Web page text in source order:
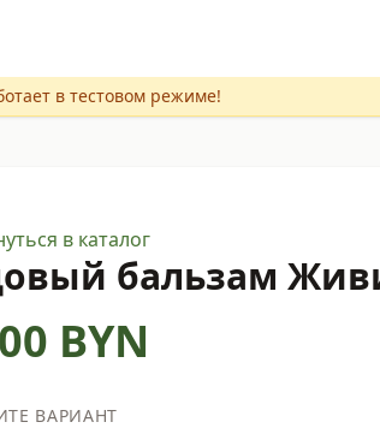
в тестовом режиме!
в каталог
бальзам
BYN
ВАРИАНТ